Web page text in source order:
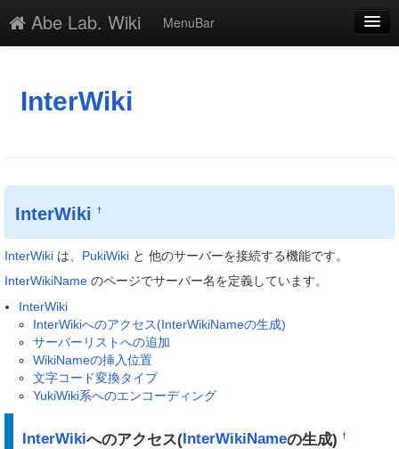
Abe Lab. Wiki
MenuBar
添付
一覧
単語検索
InterWiki
InterWiki †
InterWiki は、 PukiWiki と 他のサーバーを接続する機能です。
InterWikiName のページでサーバー名を定義しています。
InterWiki
InterWikiへのアクセス(InterWikiNameの生成)
サーバーリストへの追加
WikiNameの挿入位置
文字コード変換タイプ
YukiWiki系へのエンコーディング
InterWikiへのアクセス( InterWikiNameの生成)†